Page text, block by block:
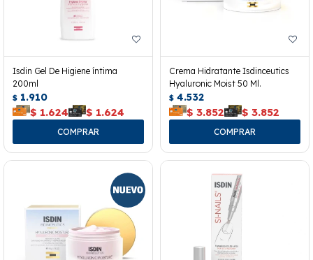
Isdin Gel De Higiene íntima
200ml
$ 1.910
$ 1.624 $ 1.624
Crema Hidratante Isdinceutics
Hyaluronic Moist 50 Ml.
$ 4.532
$ 3.852 $ 3.852